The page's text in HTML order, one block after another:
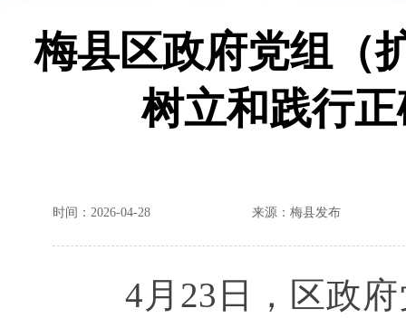
梅县区政府党组（
树立和践行
时间：2026-04-28 来源：梅县发布
4月23日，区政